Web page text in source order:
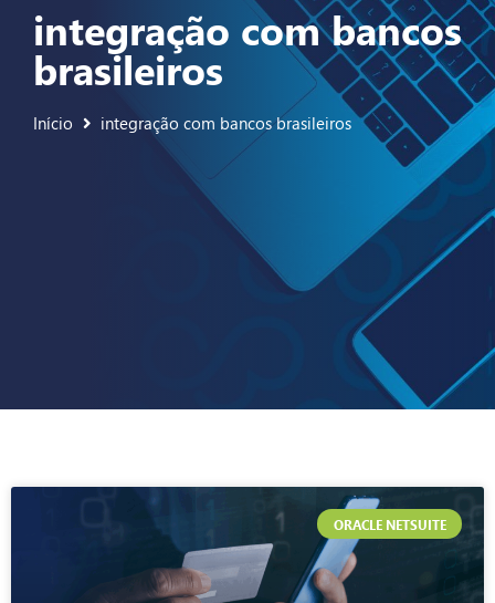
integração com bancos
brasileiros
Início integração com bancos brasileiros
ORACLE NETSUITE